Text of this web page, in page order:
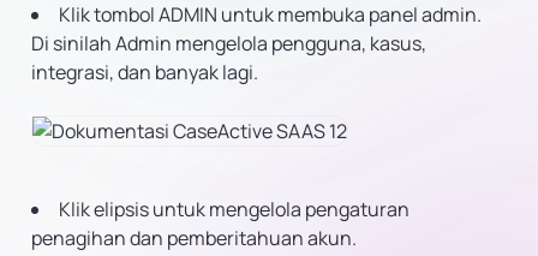
Klik tombol ADMIN untuk membuka panel admin.
Di sinilah Admin mengelola pengguna, kasus,
integrasi, dan banyak lagi.
Klik elipsis untuk mengelola pengaturan
penagihan dan pemberitahuan akun.